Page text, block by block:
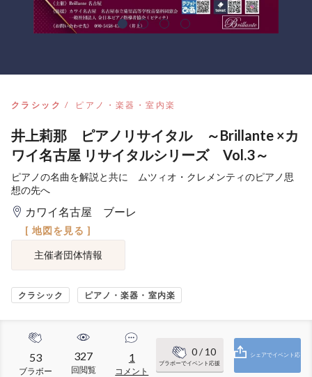
クラシック ピアノ・楽器・室内楽
井上莉那 ピアノリサイタル ～Brillante ×カ
ワイ名古屋 リサイタルシリーズ Vol.3～
ピアノの名曲を解説と共に ムツィオ・クレメンティのピアノ思
想の先へ
カワイ名古屋 ブーレ
[ 地図を見る ]
主催者団体情報
クラシック ピアノ・楽器・室内楽
53
ブラボー
327
回閲覧
1
コメント
0/ 10
ブラボーでイベント応援
シェアでイベント応